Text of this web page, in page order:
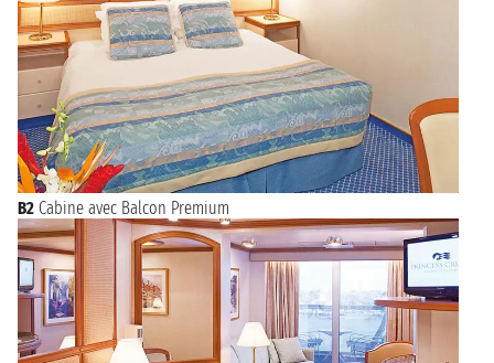
B2 Cabine avec Balcon Premium